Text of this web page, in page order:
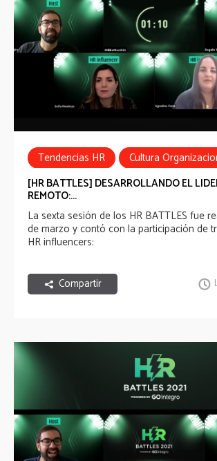
Tendencias HR
Cultura
HR Battles
[HR BATTLES] DESARROLLANDO EL
REMOTO:...
La sexta sesión de los HR BATTLES fue
de marzo y contó con la participación de
HR influencers:
Compartir